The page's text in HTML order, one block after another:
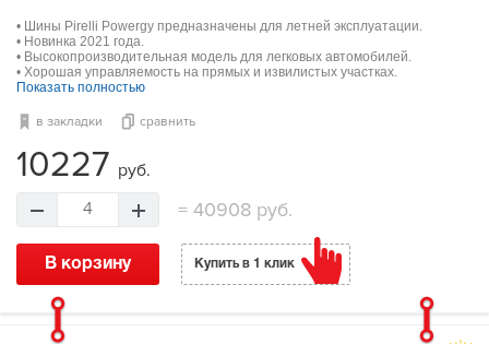
• Шины Pirelli Powergy предназначены для летней эксплуатации.
• Новинка 2021 года.
• Высокопроизводительная модель для легковых автомобилей.
• Хорошая управляемость на прямых и извилистых участках.
Показать полностью
в закладки сравнить
10227 руб.
4 = 40908 руб.
В корзину Купить в 1 клик